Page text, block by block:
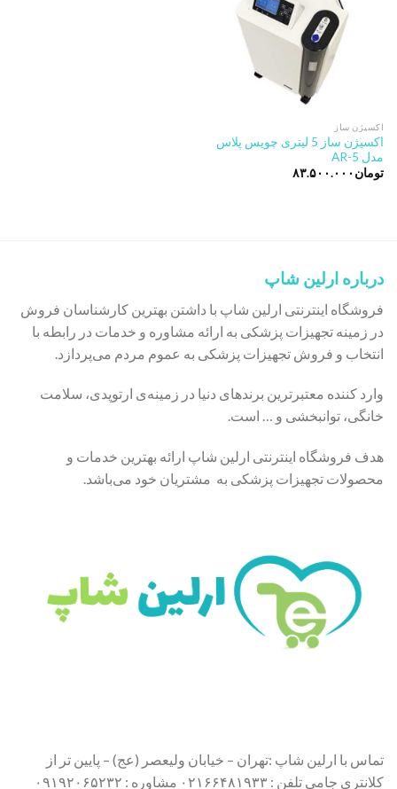
اکسیژن ساز
اکسیژن ساز 5 لیتری چویس پلاس
مدل AR-5
تومان ۸۳.۵۰۰.۰۰۰
درباره ارلین شاپ
فروشگاه اینترنتی ارلین شاپ با داشتن بهترین کارشناسان فروش
در زمینه تجهیزات پزشکی به ارائه مشاوره و خدمات در رابطه با
انتخاب و فروش تجهیزات پزشکی به عموم مردم می‌پردازد.
وارد کننده معتبرترین برندهای دنیا در زمینه‌ی ارتوپدی، سلامت
خانگی، توانبخشی و … است.
هدف فروشگاه اینترنتی ارلین شاپ ارائه بهترین خدمات و
محصولات تجهیزات پزشکی به مشتریان خود می‌باشد.
تماس با ارلین شاپ :تهران – خیابان ولیعصر (عج) – پایین تر از
کلانتری جامی تلفن : ۰۲۱۶۶۴۸۱۹۳۳ مشاوره : ۰۹۱۹۲۰۶۵۲۳۲